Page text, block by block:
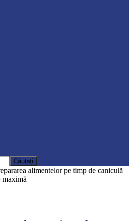
alimentelor pe timp de caniculă
maximă